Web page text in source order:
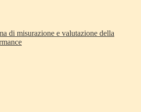
di misurazione e valutazione della